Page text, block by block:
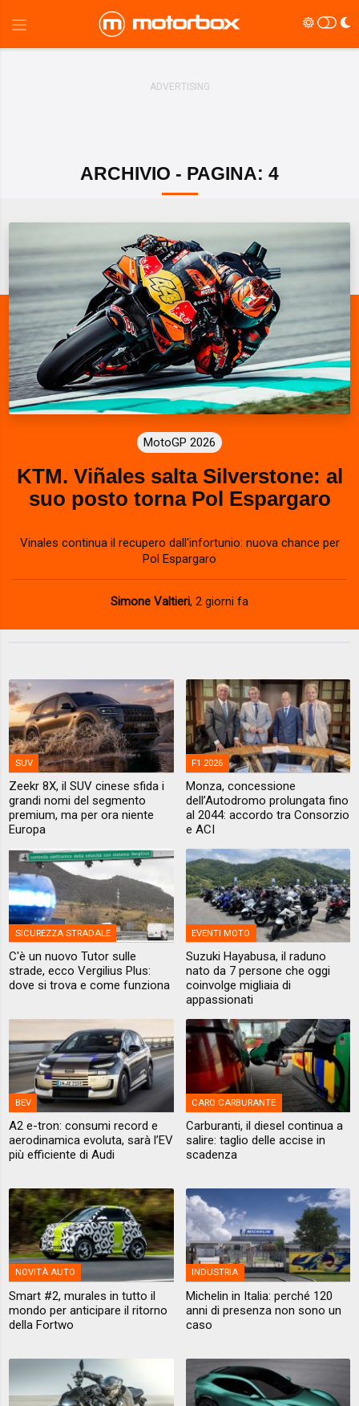
ARCHIVIO - PAGINA: 4
MotoGP 2026
KTM. Viñales salta Silverstone: al
suo posto torna Pol Espargaro
Vinales continua il recupero dall'infortunio: nuova chance per
Pol Espargaro
Simone Valtieri, 2 giorni fa
SUV
Zeekr 8X, il SUV cinese sfida i
grandi nomi del segmento
premium, ma per ora niente
Europa
F1 2026
Monza, concessione
dell’Autodromo prolungata fino
al 2044: accordo tra Consorzio
e ACI
SICUREZZA STRADALE
C'è un nuovo Tutor sulle
strade, ecco Vergilius Plus:
dove si trova e come funziona
EVENTI MOTO
Suzuki Hayabusa, il raduno
nato da 7 persone che oggi
coinvolge migliaia di
appassionati
BEV
A2 e-tron: consumi record e
aerodinamica evoluta, sarà l’EV
più efficiente di Audi
CARO CARBURANTE
Carburanti, il diesel continua a
salire: taglio delle accise in
scadenza
NOVITÀ AUTO
Smart #2, murales in tutto il
mondo per anticipare il ritorno
della Fortwo
INDUSTRIA
Michelin in Italia: perché 120
anni di presenza non sono un
caso